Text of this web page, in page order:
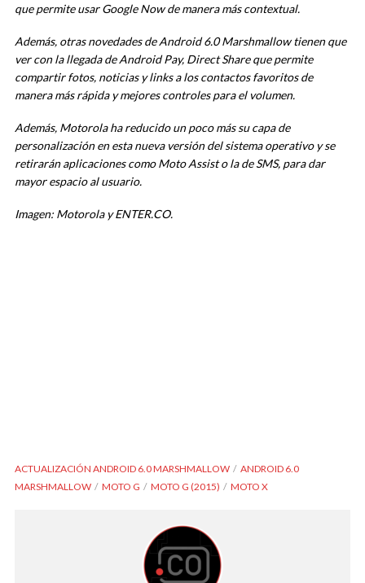
que permite usar Google Now de manera más contextual.
Además, otras novedades de Android 6.0 Marshmallow tienen que
ver con la llegada de Android Pay, Direct Share que permite
compartir fotos, noticias y links a los contactos favoritos de
manera más rápida y mejores controles para el volumen.
Además, Motorola ha reducido un poco más su capa de
personalización en esta nueva versión del sistema operativo y se
retirarán aplicaciones como Moto Assist o la de SMS, para dar
mayor espacio al usuario.
Imagen: Motorola y ENTER.CO.
ACTUALIZACIÓN ANDROID 6.0 MARSHMALLOW
ANDROID 6.0
MARSHMALLOW
MOTO G MOTO G (2015) MOTO X